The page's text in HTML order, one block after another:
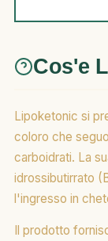
Cos'e
Lipoketonic si
coloro che
carboidrati. La
idrossibutirrato
l'ingresso in
Il prodotto